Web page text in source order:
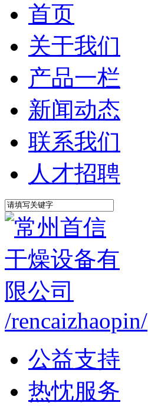
首页
关于我们
产品一栏
新闻动态
联系我们
人才招聘
/rencaizhaopin/
公益支持
热忱服务